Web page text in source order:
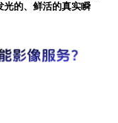
光的、鲜活的真实瞬